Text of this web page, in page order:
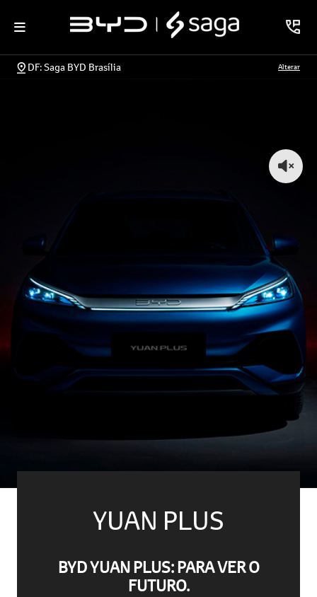
DF: Saga BYD Brasília Alterar
YUAN PLUS
BYD YUAN PLUS: PARA VER O
FUTURO.